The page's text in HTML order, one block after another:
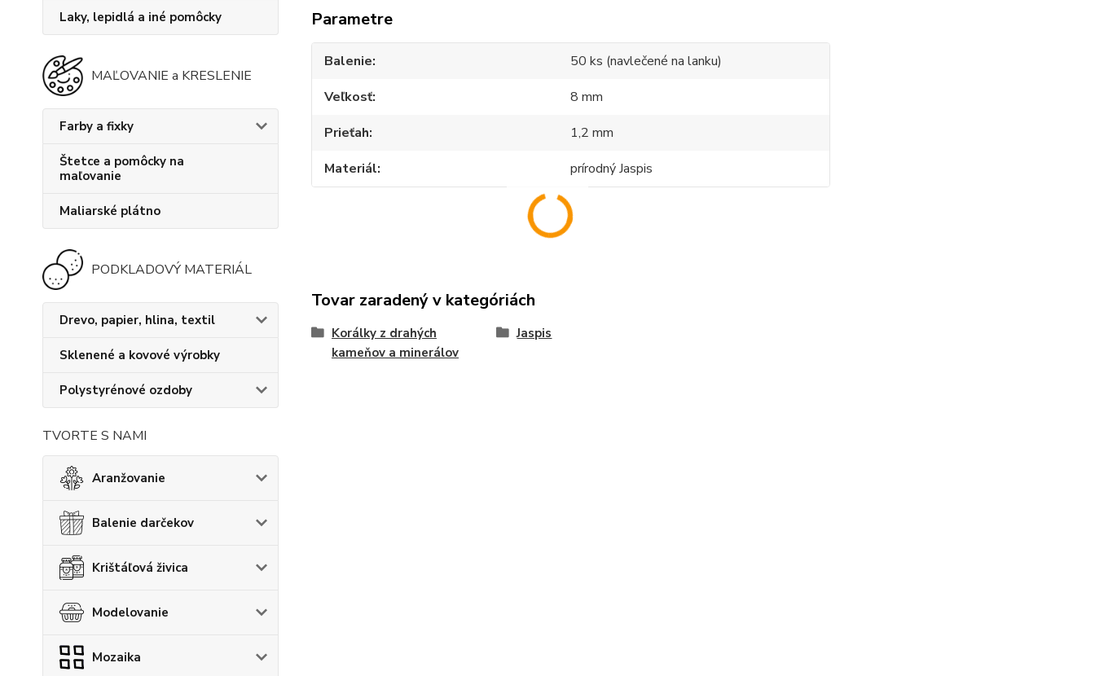
Laky, lepidlá a iné pomôcky
MAĽOVANIE a KRESLENIE
Farby a fixky
Štetce a pomôcky na
maľovanie
Maliarské plátno
PODKLADOVÝ MATERIÁL
Drevo, papier, hlina, textil
Sklenené a kovové výrobky
Polystyrénové ozdoby
TVORTE S NAMI
Aranžovanie
Balenie darčekov
Krištáľová živica
Modelovanie
Mozaika
Parametre
Balenie
50 ks (navlečené na lanku)
Veľkosť
8 mm
Prieťah
1,2 mm
Materiál
prírodný Jaspis
Tovar zaradený v kategóriách
Korálky z drahých
kameňov a minerálov
Jaspis